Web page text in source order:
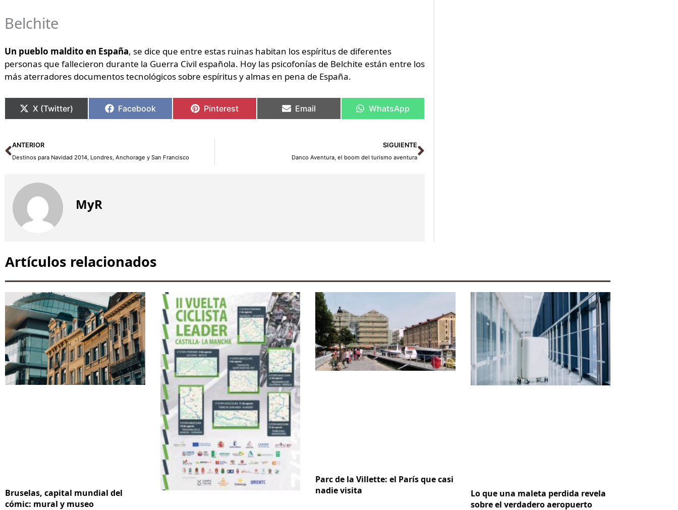
Belchite
Un pueblo maldito en España, se dice que entre estas ruinas habitan los espíritus de diferentes
personas que fallecieron durante la Guerra Civil española. Hoy las psicofonías de Belchite están entre los
más aterradores documentos tecnológicos sobre espíritus y almas en pena de España.
X (Twitter) Facebook Pinterest Email WhatsApp
Ant
ANTERIOR
Destinos para Navidad 2014, Londres, Anchorage y San Francisco
SIGUIENTE
Danco Aventura, el boom del turismo aventura
Siguiente
MyR
Artículos relacionados
Bruselas, capital mundial del
cómic: mural y museo
Parc de la Villette: el París que casi
nadie visita
Lo que una maleta perdida revela
sobre el verdadero aeropuerto